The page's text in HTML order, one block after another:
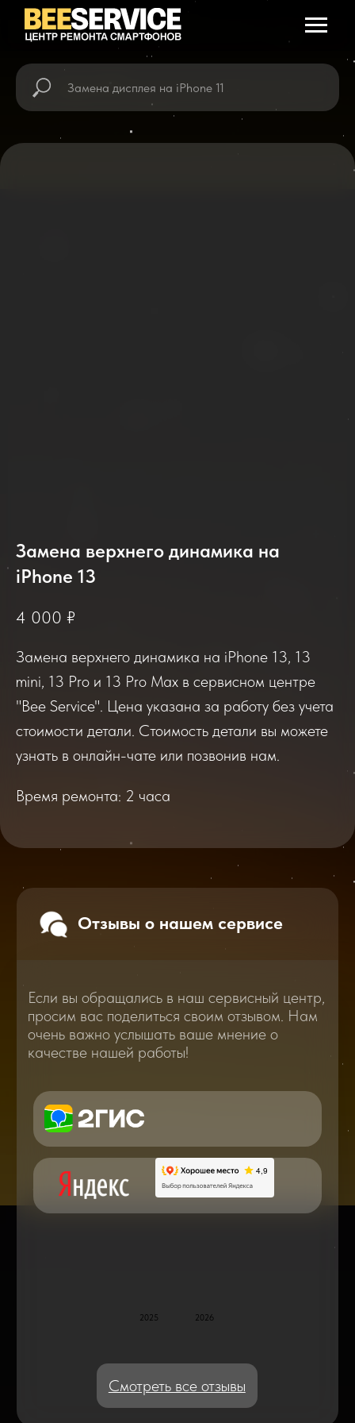
Замена верхнего динамика на
iPhone 13
4 000 ₽
Замена верхнего динамика на iPhone 13, 13
mini, 13 Pro и 13 Pro Max в сервисном центре
"Bee Service". Цена указана за работу без учета
стоимости детали. Стоимость детали вы можете
узнать в онлайн-чате или позвонив нам.
Время ремонта: 2 часа
Если вы обращались в наш сервисный центр,
просим вас поделиться своим отзывом. Нам
очень важно услышать ваше мнение о
качестве нашей работы!
Отзывы о нашем сервисе
Смотреть все отзывы
по ремонту в онлайн в чате
Блог статей - важное,
полезное, новое
В нашем блоге статей мы расскажем
Вам о самом важном, полезном и новом